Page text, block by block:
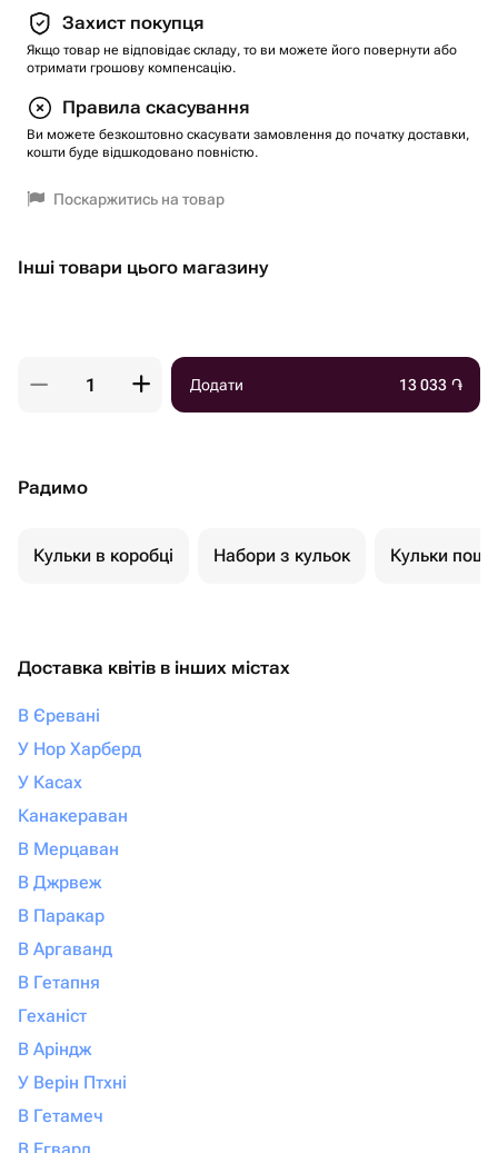
Захист покупця
Якщо товар не відповідає складу, то ви можете його повернути або
отримати грошову компенсацію.
Правила скасування
Ви можете безкоштовно скасувати замовлення до початку доставки,
кошти буде відшкодовано повністю.
Поскаржитись на товар
Інші товари цього магазину
Додати 13 033 ֏
Радимо
Кульки в коробці Набори з кульок Кульки
Доставка квітів в інших містах
В Єревані
У Нор Харберд
У Касах
Канакераван
В Мерцаван
В Джрвеж
В Паракар
В Аргаванд
В Гетапня
Геханіст
В Аріндж
У Верін Птхні
В Гетамеч